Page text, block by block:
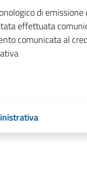
di
effettuata
comunicata al